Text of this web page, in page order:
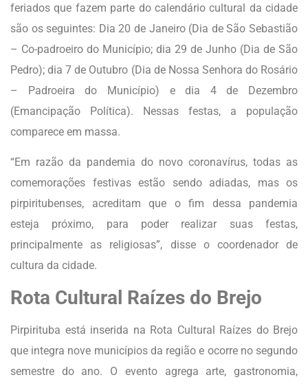
feriados que fazem parte do calendário cultural da cidade
são os seguintes: Dia 20 de Janeiro (Dia de São Sebastião
– Co-padroeiro do Município; dia 29 de Junho (Dia de São
Pedro); dia 7 de Outubro (Dia de Nossa Senhora do Rosário
– Padroeira do Município) e dia 4 de Dezembro
(Emancipação Política). Nessas festas, a população
comparece em massa.
“Em razão da pandemia do novo coronavírus, todas as
comemorações festivas estão sendo adiadas, mas os
pirpiritubenses, acreditam que o fim dessa pandemia
esteja próximo, para poder realizar suas festas,
principalmente as religiosas”, disse o coordenador de
cultura da cidade.
Rota Cultural Raízes do Brejo
Pirpirituba está inserida na Rota Cultural Raízes do Brejo
que integra nove municípios da região e ocorre no segundo
semestre do ano. O evento agrega arte, gastronomia,